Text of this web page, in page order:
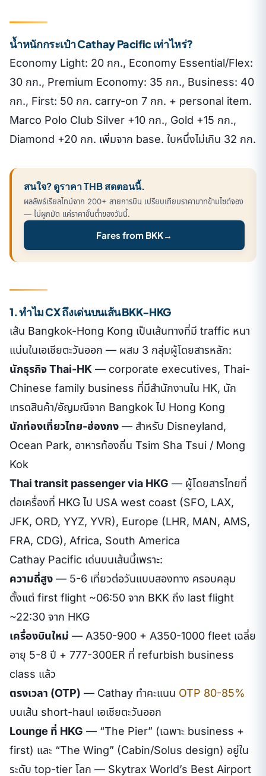
น้ำหนักกระเป๋า Cathay Pacific เท่าไหร่?
Economy Light: 20 กก., Economy Essential/Flex:
30 กก., Premium Economy: 35 กก., Business: 40
กก., First: 50 กก. carry-on 7 กก. + personal item.
Marco Polo Club Silver +10 กก., Gold +15 กก.,
Diamond +20 กก. เพิ่มจาก base. ใบหนึ่งไม่เกิน 32 กก.
สนใจ? ดูราคา THB สดตอนนี้.
ผลลัพธ์เรียลไทม์จาก 200+ สายการบิน เปรียบเทียบราคาบาทข้ามไซต์จอง
— ไม่ผูกมัด แค่ราคาขั้นต่ำของวันนี้.
Fares from BKK→
1. ทำไม CX ถึงเด่นบนเส้น BKK-HKG
เส้น Bangkok-Hong Kong เป็นเส้นทางที่มี traffic หนา
แน่นในเอเชียตะวันออก — ผสม 3 กลุ่มผู้โดยสารหลัก:
นักธุรกิจ Thai-HK — corporate executives, Thai-
Chinese family business ที่มีสำนักงานใน HK, นัก
เทรดสินค้า/อัญมณีจาก Bangkok ไป Hong Kong
นักท่องเที่ยวไทย-ฮ่องกง — สำหรับ Disneyland,
Ocean Park, อาหารท้องถิ่น Tsim Sha Tsui / Mong
Kok
Thai transit passenger via HKG — ผู้โดยสารไทยที่
ต่อเครื่องที่ HKG ไป USA west coast (SFO, LAX,
JFK, ORD, YYZ, YVR), Europe (LHR, MAN, AMS,
FRA, CDG), Africa, South America
Cathay Pacific เด่นบนเส้นนี้เพราะ:
ความถี่สูง — 5-6 เที่ยวต่อวันแบบสองทาง ครอบคลุม
ตั้งแต่ first flight ~06:50 จาก BKK ถึง last flight
~22:30 จาก HKG
เครื่องบินใหม่ — A350-900 + A350-1000 fleet เฉลี่ย
อายุ 5-8 ปี + 777-300ER ที่ refurbish business
class แล้ว
ตรงเวลา (OTP) — Cathay ทำคะแนน OTP 80-85%
บนเส้น short-haul เอเชียตะวันออก
Lounge ที่ HKG — “The Pier” (เฉพาะ business +
first) และ “The Wing” (Cabin/Solus design) อยู่ใน
ระดับ top-tier โลก — Skytrax World’s Best Airport